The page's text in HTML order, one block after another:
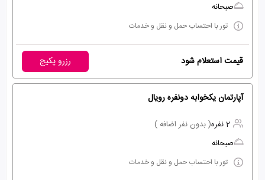
صبحانه
تور با احتساب حمل و نقل و خدمات
قیمت استعلام شود رزرو پکیج
آپارتمان یکخوابه دونفره رویال
2 نفره
( بدون نفر اضافه )
صبحانه
تور با احتساب حمل و نقل و خدمات